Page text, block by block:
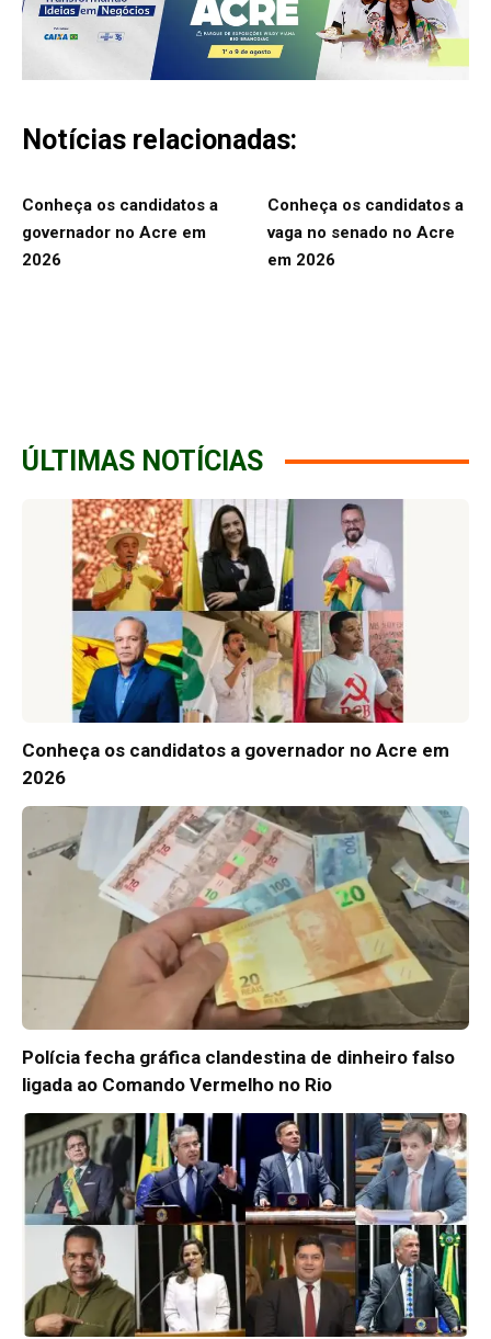
Notícias relacionadas:
Conheça os candidatos a
governador no Acre em
2026
Conheça os candidatos a
vaga no senado no Acre
em 2026
ÚLTIMAS NOTÍCIAS
Conheça os candidatos a governador no Acre em
2026
Polícia fecha gráfica clandestina de dinheiro falso
ligada ao Comando Vermelho no Rio